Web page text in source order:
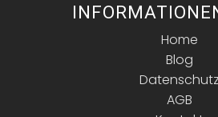
Home
Blog
Datenschutz
AGB